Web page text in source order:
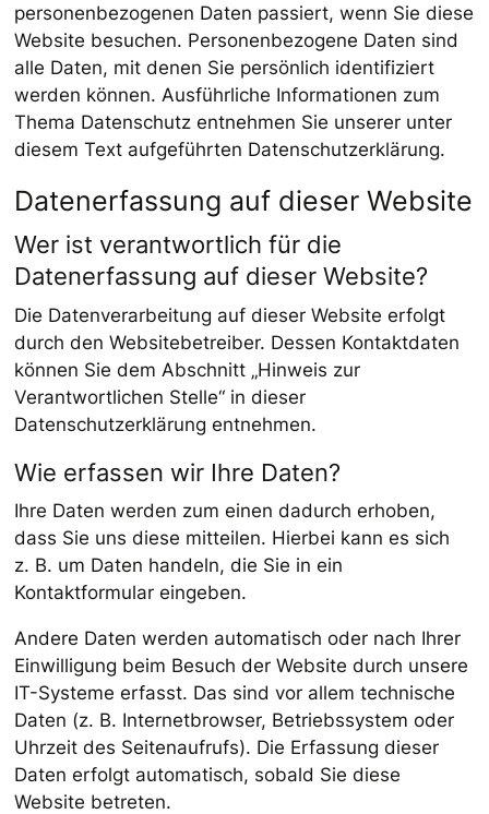
personenbezogenen Daten passiert, wenn Sie diese
Website besuchen. Personenbezogene Daten sind
alle Daten, mit denen Sie persönlich identifiziert
werden können. Ausführliche Informationen zum
Thema Datenschutz entnehmen Sie unserer unter
diesem Text aufgeführten Datenschutzerklärung.
Datenerfassung auf dieser Website
Wer ist verantwortlich für die
Datenerfassung auf dieser Website?
Die Datenverarbeitung auf dieser Website erfolgt
durch den Websitebetreiber. Dessen Kontaktdaten
können Sie dem Abschnitt „Hinweis zur
Verantwortlichen Stelle“ in dieser
Datenschutzerklärung entnehmen.
Wie erfassen wir Ihre Daten?
Ihre Daten werden zum einen dadurch erhoben,
dass Sie uns diese mitteilen. Hierbei kann es sich
z. B. um Daten handeln, die Sie in ein
Kontaktformular eingeben.
Andere Daten werden automatisch oder nach Ihrer
Einwilligung beim Besuch der Website durch unsere
IT-Systeme erfasst. Das sind vor allem technische
Daten (z. B. Internetbrowser, Betriebssystem oder
Uhrzeit des Seitenaufrufs). Die Erfassung dieser
Daten erfolgt automatisch, sobald Sie diese
Website betreten.